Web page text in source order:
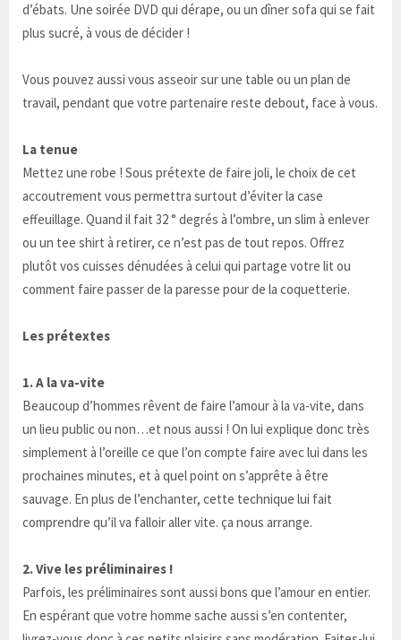
d’ébats. Une soirée DVD qui dérape, ou un dîner sofa qui se fait
plus sucré, à vous de décider !
Vous pouvez aussi vous asseoir sur une table ou un plan de
travail, pendant que votre partenaire reste debout, face à vous.
La tenue
Mettez une robe ! Sous prétexte de faire joli, le choix de cet
accoutrement vous permettra surtout d’éviter la case
effeuillage. Quand il fait 32 ° degrés à l’ombre, un slim à enlever
ou un tee shirt à retirer, ce n’est pas de tout repos. Offrez
plutôt vos cuisses dénudées à celui qui partage votre lit ou
comment faire passer de la paresse pour de la coquetterie.
Les prétextes
1. A la va-vite
Beaucoup d’hommes rêvent de faire l’amour à la va-vite, dans
un lieu public ou non…et nous aussi ! On lui explique donc très
simplement à l’oreille ce que l’on compte faire avec lui dans les
prochaines minutes, et à quel point on s’apprête à être
sauvage. En plus de l’enchanter, cette technique lui fait
comprendre qu’il va falloir aller vite. ça nous arrange.
2. Vive les préliminaires !
Parfois, les préliminaires sont aussi bons que l’amour en entier.
En espérant que votre homme sache aussi s’en contenter,